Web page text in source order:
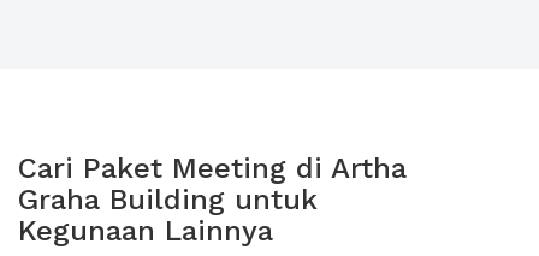
Cari Paket Meeting di Artha
Graha Building untuk
Kegunaan Lainnya